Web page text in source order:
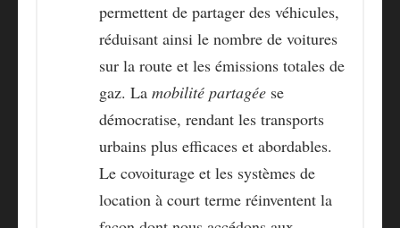
permettent de partager des véhicules,
réduisant ainsi le nombre de voitures
sur la route et les émissions totales de
gaz. La mobilité partagée se
démocratise, rendant les transports
urbains plus efficaces et abordables.
Le covoiturage et les systèmes de
location à court terme réinventent la